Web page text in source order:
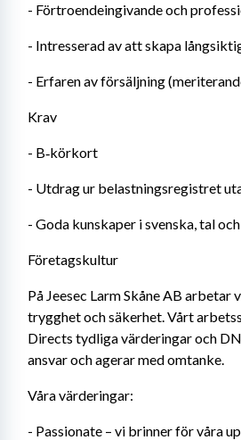
- Förtroendeingivande och
- Intresserad av att skapa
- Erfaren av försäljning
Krav
- B‑körkort
- Utdrag ur belastningsregistret
- Goda kunskaper i svenska, tal
Företagskultur
På Jeesec Larm Skåne AB arbetar
trygghet och säkerhet. Vårt
Directs tydliga värderingar och
ansvar och agerar med omtanke.
Våra värderingar:
- Passionate – vi brinner för våra